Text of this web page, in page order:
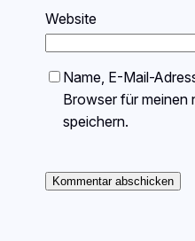
Website
Name, E-Mail-
Browser für meinen
speichern.